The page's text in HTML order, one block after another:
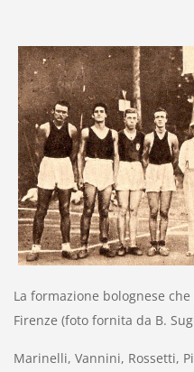
La formazione bolognese
Firenze (foto fornita da B.
Marinelli, Vannini, Rossetti,